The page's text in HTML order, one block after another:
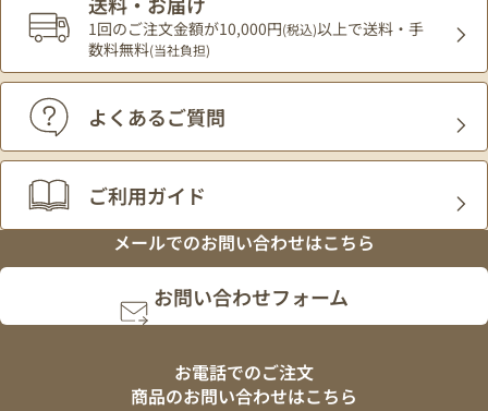
1回のご注文金額が10,000円(税込)以上で送料・手
数料無料(当社負担)
よくあるご質問
ご利用ガイド
メールでのお問い合わせはこちら
お問い合わせフォーム
お電話でのご注文
商品のお問い合わせはこちら